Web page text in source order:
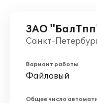
ЗАО
Санкт-
Вариант работы
Файловый
Общее число